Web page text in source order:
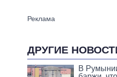
ДРУГИЕ
В